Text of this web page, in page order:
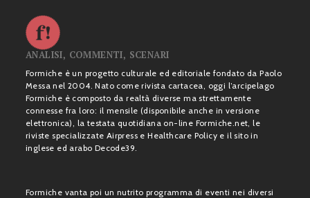
ANALISI, COMMENTI, SCENARI
Formiche è un progetto culturale ed editoriale fondato da Paolo
Messa nel 2004. Nato come rivista cartacea, oggi l’arcipelago
Formiche è composto da realtà diverse ma strettamente
connesse fra loro: il mensile (disponibile anche in versione
elettronica), la testata quotidiana on-line Formiche.net, le
riviste specializzate Airpress e Healthcare Policy e il sito in
inglese ed arabo Decode39.
Formiche vanta poi un nutrito programma di eventi nei diversi